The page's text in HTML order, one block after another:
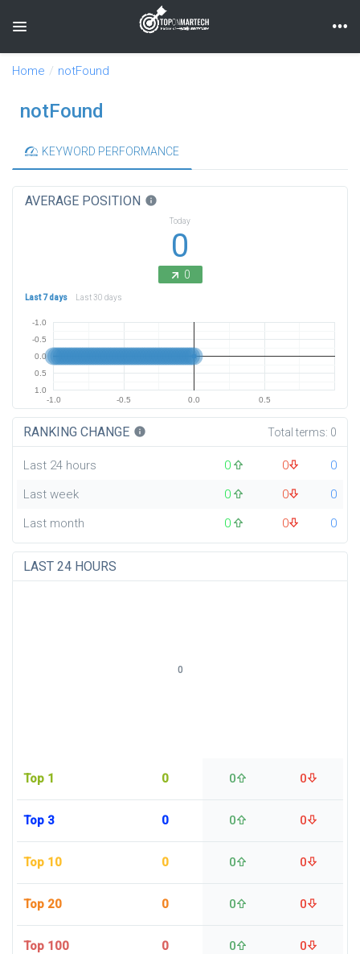
Toggle navigation
Home notFound
notFound
KEYWORD PERFORMANCE
AVERAGE POSITION info
Today
0
0
Last 7 days Last 30 days
-1.0 -0.5 0.0 0.5
-1.0
-0.5
0.0
0.5
1.0
RANKING CHANGE info Total terms: 0
Last 24 hours 0 0
0
Last week
0 0
0
Last month
0 0 0
LAST 24 HOURS
Top 1 0 0 0
Top 3 0 0 0
Top 10 0 0 0
Top 20 0 0 0
Top 100 0 0 0
0